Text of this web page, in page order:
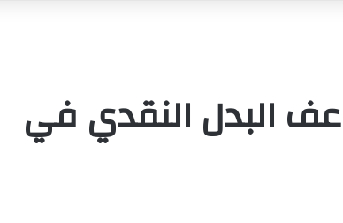
البدل النقدي في